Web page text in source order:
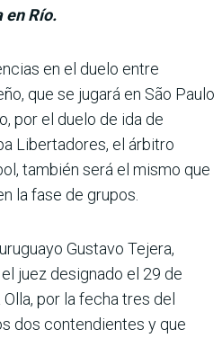
en Río.
en el duelo entre
que se jugará en São Paulo
por el duelo de ida de
Libertadores, el árbitro
también será el mismo que
la fase de grupos.
Gustavo Tejera,
juez designado el 29 de
por la fecha tres del
dos con­tendientes y que